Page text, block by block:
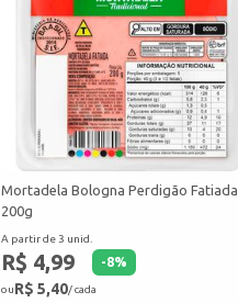
Mortadela Bologna Perdigão Fatiada
200g
A partir de 3 unid.
R$ 4,99 -8%
ouR$ 5,40/ cada